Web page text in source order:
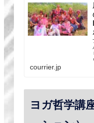
courrier.jp
ヨガ哲学講